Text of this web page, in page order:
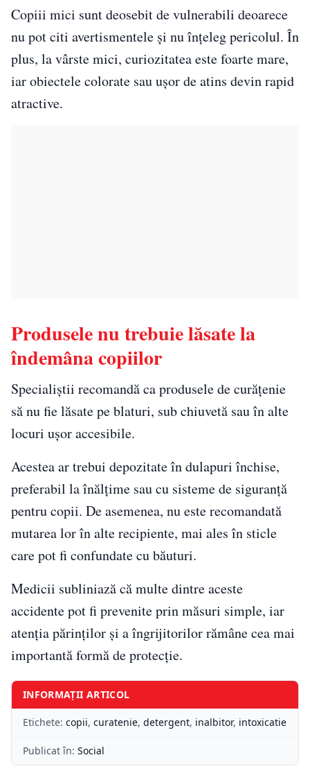
Copiii mici sunt deosebit de vulnerabili deoarece
nu pot citi avertismentele și nu înțeleg pericolul. În
plus, la vârste mici, curiozitatea este foarte mare,
iar obiectele colorate sau ușor de atins devin rapid
atractive.
Produsele nu trebuie lăsate la
îndemâna copiilor
Specialiștii recomandă ca produsele de curățenie
să nu fie lăsate pe blaturi, sub chiuvetă sau în alte
locuri ușor accesibile.
Acestea ar trebui depozitate în dulapuri închise,
preferabil la înălțime sau cu sisteme de siguranță
pentru copii. De asemenea, nu este recomandată
mutarea lor în alte recipiente, mai ales în sticle
care pot fi confundate cu băuturi.
Medicii subliniază că multe dintre aceste
accidente pot fi prevenite prin măsuri simple, iar
atenția părinților și a îngrijitorilor rămâne cea mai
importantă formă de protecție.
INFORMAȚII ARTICOL
Etichete: copii, curatenie, detergent, inalbitor, intoxicatie
Publicat în: Social